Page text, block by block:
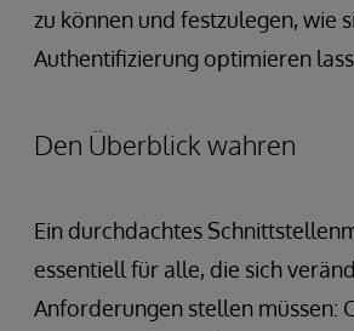
zu können und festzulegen, wie
Authentifizierung optimieren
Den Überblick wahren
Ein durchdachtes
essentiell für alle, die sich
Anforderungen stellen müssen: